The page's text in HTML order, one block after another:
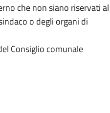
che non siano riservati al
o degli organi di
Consiglio comunale